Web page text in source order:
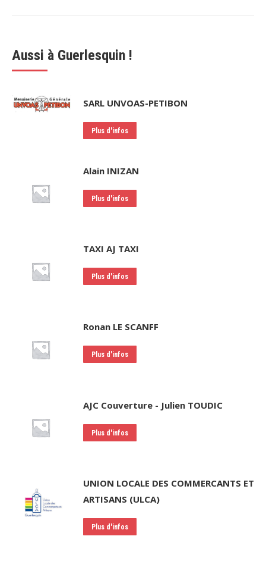
Aussi à Guerlesquin !
SARL UNVOAS-PETIBON
Plus d'infos
Alain INIZAN
Plus d'infos
TAXI AJ TAXI
Plus d'infos
Ronan LE SCANFF
Plus d'infos
AJC Couverture - Julien TOUDIC
Plus d'infos
UNION LOCALE DES COMMERCANTS ET
ARTISANS (ULCA)
Plus d'infos